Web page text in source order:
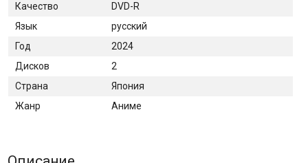
Качество
DVD-R
Язык
русский
Год
2024
Дисков
2
Страна
Япония
Жанр
Аниме